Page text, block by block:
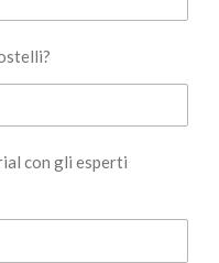
con gli esperti